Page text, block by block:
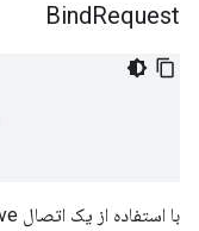
BindRequest
با استفاده از یک اتصال Weave فعال، اتصال را درخواست کنید.